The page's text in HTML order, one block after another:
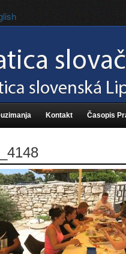
Kontakt Časopis